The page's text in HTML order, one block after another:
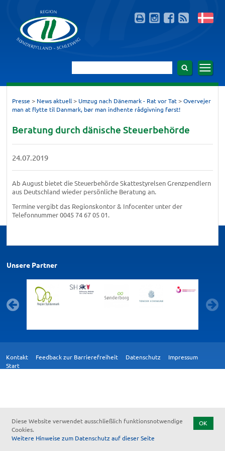
Presse > News aktuell > Umzug nach Dänemark - Rat vor Tat > Overvejer
man at flytte til Danmark, bør man indhente rådgivning først!
Beratung durch dänische Steuerbehörde
24.07.2019
Ab August bietet die Steuerbehörde Skattestyrelsen Grenzpendlern
aus Deutschland wieder persönliche Beratung an.
Termine vergibt das Regionskontor & Infocenter unter der
Telefonnummer 0045 74 67 05 01.
Unsere Partner
Kontakt Feedback zur Barrierefreiheit Datenschutz
Impressum
Start
OK
Diese Website verwendet ausschließlich funktionsnotwendige
Cookies.
Weitere Hinweise zum Datenschutz auf dieser Seite